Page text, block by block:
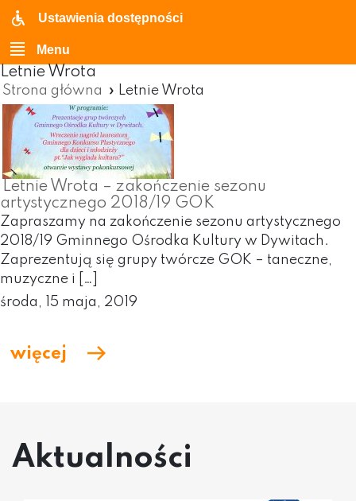
Ustawienia dostępności
Menu
Letnie Wrota
Strona główna » Letnie Wrota
Letnie Wrota – zakończenie sezonu
artystycznego 2018/19 GOK
Zapraszamy na zakończenie sezonu artystycznego
2018/19 Gminnego Ośrodka Kultury w Dywitach.
Zaprezentują się grupy twórcze GOK – taneczne,
muzyczne i […]
środa, 15 maja, 2019
więcej
Aktualności